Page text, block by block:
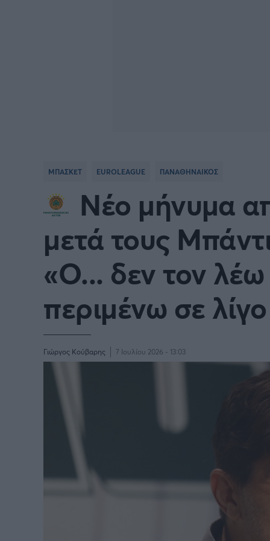
ΜΠΑΣΚΕΤ EUROLEAGUE ΠΑΝΑΘΗΝΑΙΚΟΣ
Νέο μήνυμα
μετά τους
«Ο... δεν τον λέω
περιμένω σε
Γιώργος Κούβαρης 7 Ιουλίου 2026 - 13:03